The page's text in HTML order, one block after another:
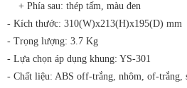
+ Phía sau: thép tấm, màu đen
- Kích thước: 310(W)x213(H)x195(D) mm
- Trọng lượng: 3.7 Kg
- Lựa chọn áp dụng khung: YS-301
- Chất liệu: ABS off-trắng, nhôm, of-trắng,